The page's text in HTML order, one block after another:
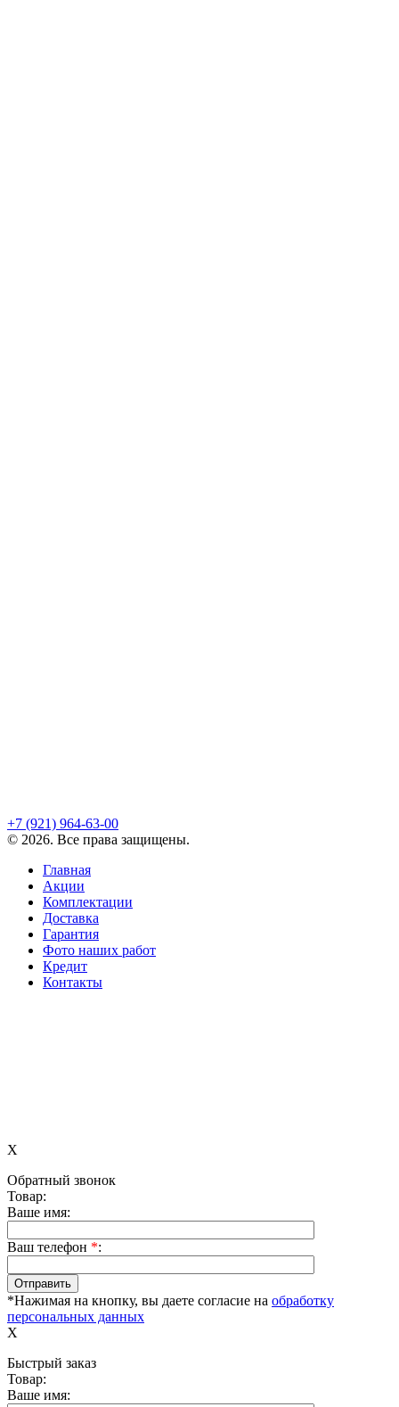
+7 (921) 964-63-00
© 2026. Все права защищены.
Главная
Акции
Комплектации
Доставка
Гарантия
Фото наших работ
Кредит
Контакты
X
Обратный звонок
Товар:
Ваше имя:
Ваш телефон *:
*Нажимая на кнопку, вы даете согласие на обработку
персональных данных
X
Быстрый заказ
Товар:
Ваше имя: